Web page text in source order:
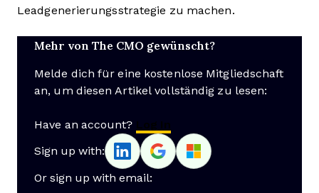
Leadgenerierungsstrategie zu machen.
Mehr von The CMO gewünscht?
Melde dich für eine kostenlose Mitgliedschaft
an, um diesen Artikel vollständig zu lesen:
Have an account? Log In
Sign up with:
Or sign up with email: